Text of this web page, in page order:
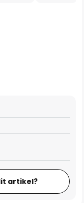
artikel?